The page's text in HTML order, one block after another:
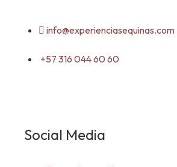
info@experienciasequinas.com
+57 316 044 60 60
Social Media